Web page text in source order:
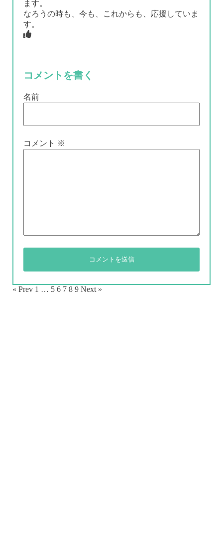
ます。
なろうの時も、今も、これからも、応援していま
す。
コメントを書く
名前
コメント ※
« Prev 1 … 5 6 7 8 9 Next »